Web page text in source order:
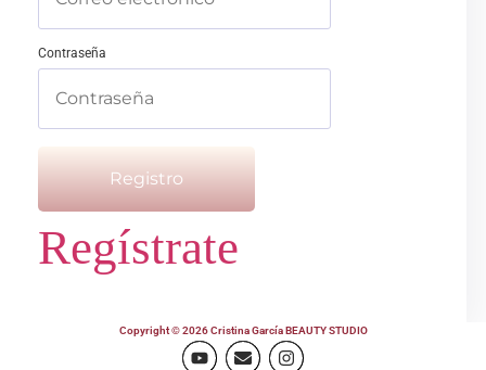
Contraseña
Registro
Regístrate
Copyright © 2026 Cristina García BEAUTY STUDIO